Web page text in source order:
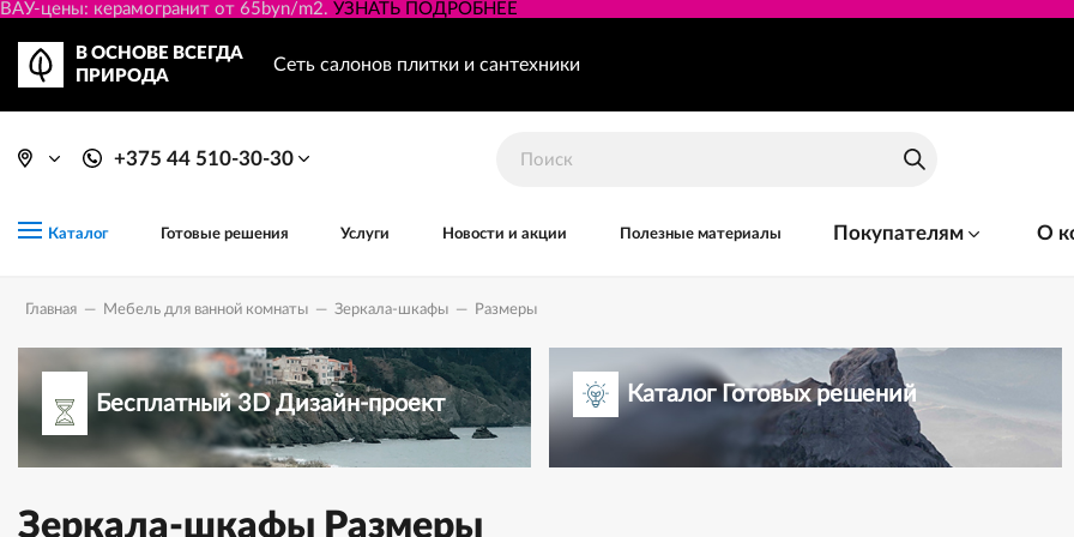
ВАУ-цены: керамогранит от 65byn/m2. УЗНАТЬ ПОДРОБНЕЕ
В ОСНОВЕ ВСЕГДА
ПРИРОДА
Сеть салонов плитки и сантехники
+375 44 510-30-30
Каталог Готовые решения Услуги Новости и акции Полезные материалы Покупателям О
Главная — Мебель для ванной комнаты — Зеркала-шкафы — Размеры
Бесплатный 3D Дизайн-проект Каталог Готовых решений
Зеркала-шкафы Размеры